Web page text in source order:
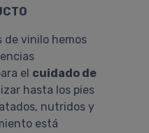
de vinilo hemos
el cuidado de
hasta los pies
nutridos y
está